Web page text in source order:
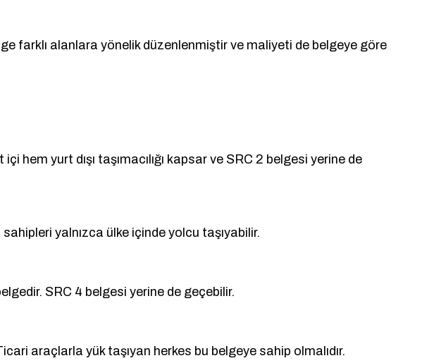
farklı alanlara yönelik düzenlenmiştir ve maliyeti de belgeye göre
hem yurt dışı taşımacılığı kapsar ve SRC 2 belgesi yerine de
yalnızca ülke içinde yolcu taşıyabilir.
SRC 4 belgesi yerine de geçebilir.
araçlarla yük taşıyan herkes bu belgeye sahip olmalıdır.